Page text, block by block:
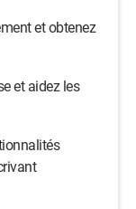
et obtenez
et aidez les